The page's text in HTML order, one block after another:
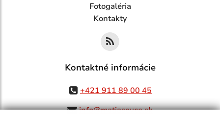
Fotogaléria
Kontakty
Kontaktné informácie
+421 911 89 00 45
info@matiasovce.sk